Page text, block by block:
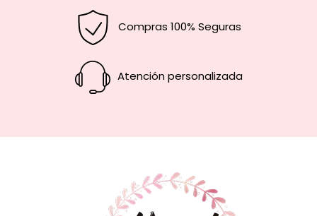
Compras 100% Seguras
Atención personalizada